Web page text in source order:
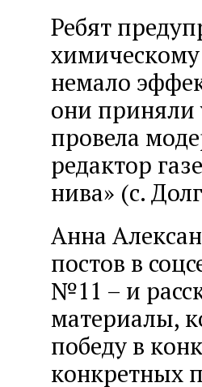
Ребят
немало
они приняли
провела
редактор
нива» (с.
Анна
постов в
№11 – и
материалы,
победу в
конкретных